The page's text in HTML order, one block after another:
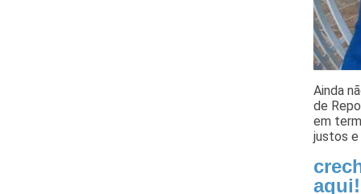
Ainda
de
em
justos e
aqui!